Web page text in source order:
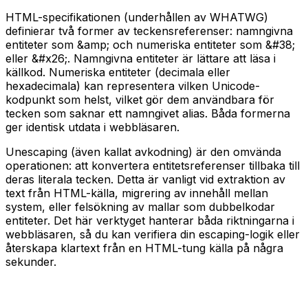
HTML-specifikationen (underhållen av WHATWG)
definierar två former av teckensreferenser: namngivna
entiteter som &amp; och numeriska entiteter som &#38;
eller &#x26;. Namngivna entiteter är lättare att läsa i
källkod. Numeriska entiteter (decimala eller
hexadecimala) kan representera vilken Unicode-
kodpunkt som helst, vilket gör dem användbara för
tecken som saknar ett namngivet alias. Båda formerna
ger identisk utdata i webbläsaren.
Unescaping (även kallat avkodning) är den omvända
operationen: att konvertera entitetsreferenser tillbaka till
deras literala tecken. Detta är vanligt vid extraktion av
text från HTML-källa, migrering av innehåll mellan
system, eller felsökning av mallar som dubbelkodar
entiteter. Det här verktyget hanterar båda riktningarna i
webbläsaren, så du kan verifiera din escaping-logik eller
återskapa klartext från en HTML-tung källa på några
sekunder.